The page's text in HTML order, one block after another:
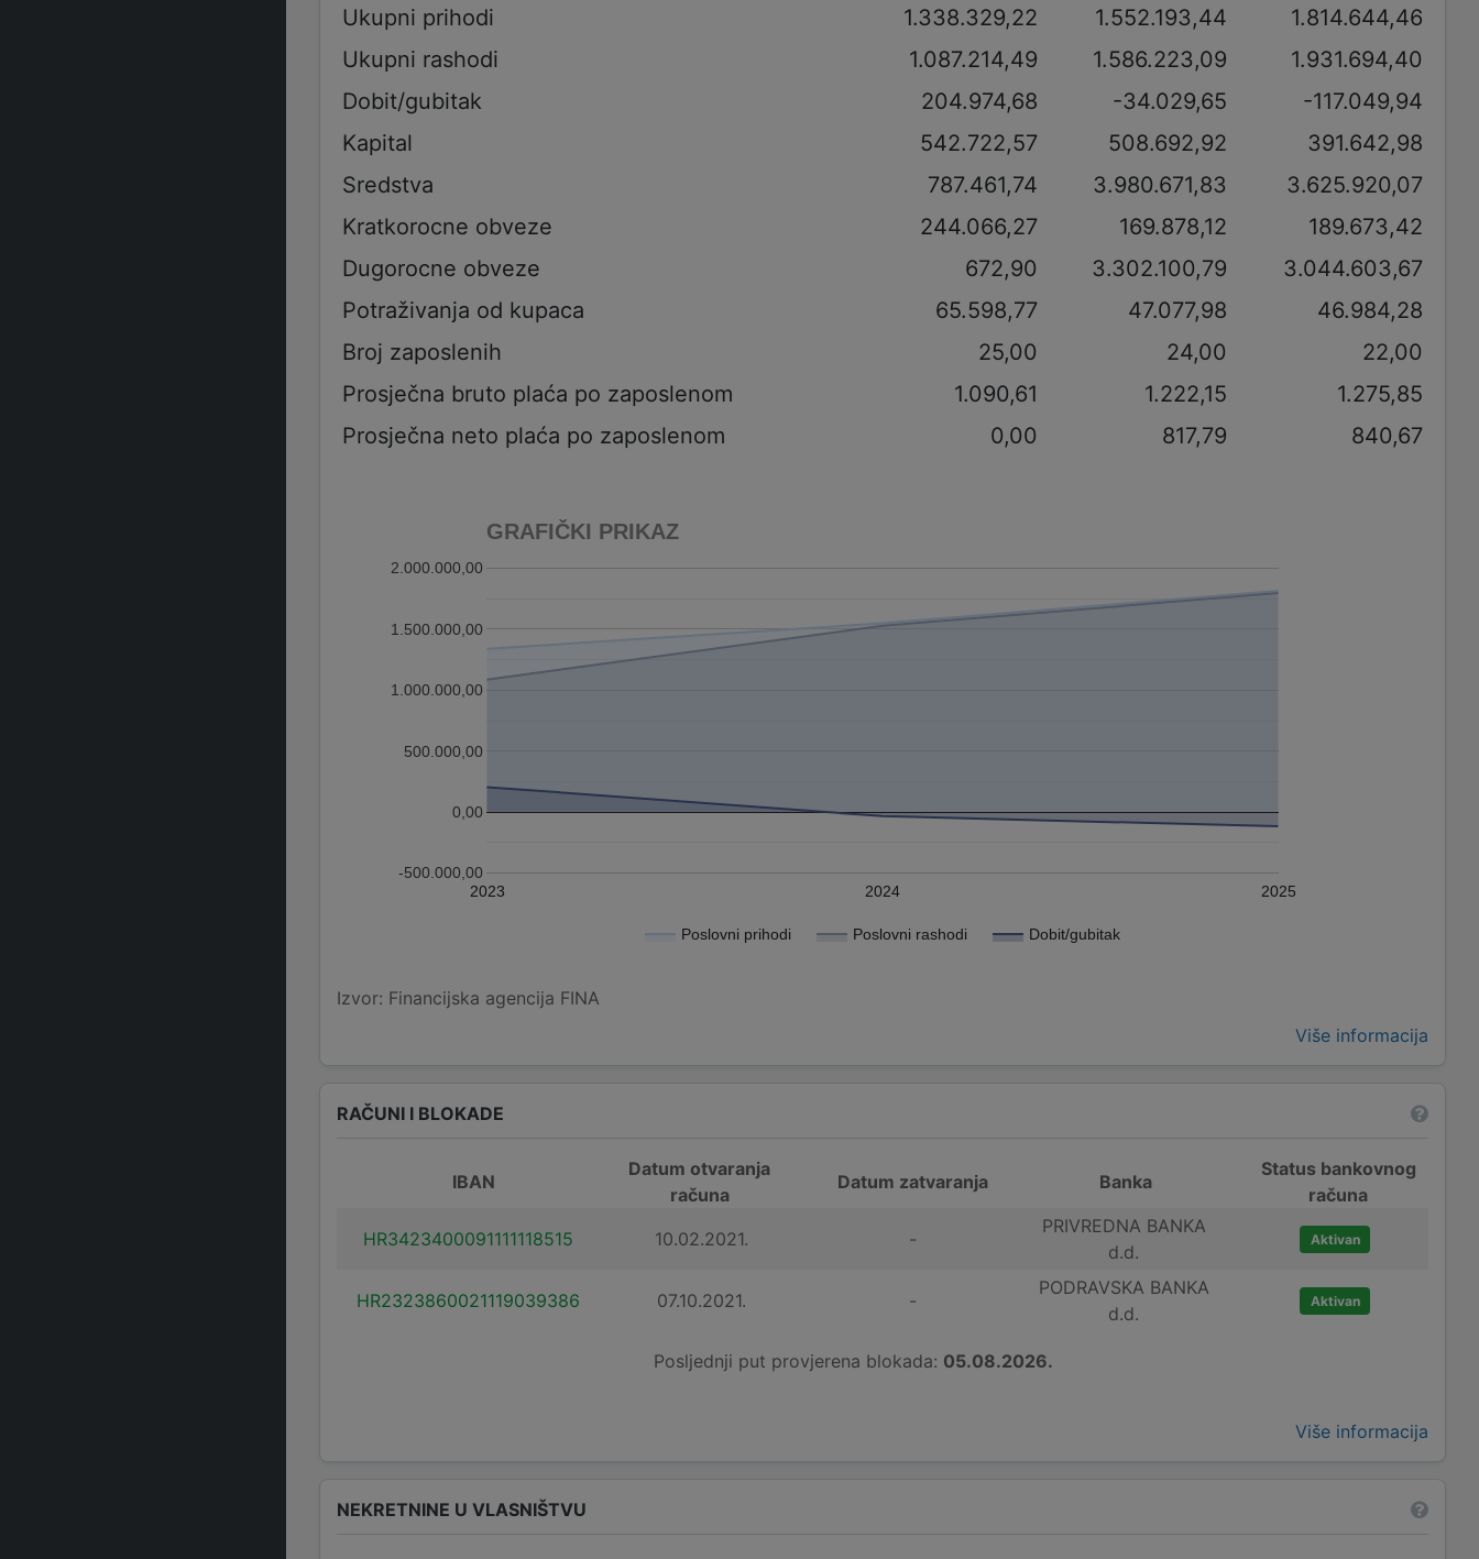
Ukupni prihodi 1.338.329,22 1.552.193,44
1.814.644,46
Ukupni rashodi
1.087.214,49 1.586.223,09
1.931.694,40
Dobit/gubitak
204.974,68 -34.029,65
-117.049,94
Kapital
542.722,57 508.692,92
391.642,98
Sredstva
787.461,74 3.980.671,83
3.625.920,07
Kratkorocne obveze
244.066,27 169.878,12
189.673,42
Dugorocne obveze
672,90 3.302.100,79
3.044.603,67
Potraživanja od kupaca
65.598,77 47.077,98
46.984,28
Broj zaposlenih
25,00 24,00
22,00
Prosječna bruto plaća po zaposlenom
1.090,61 1.222,15
1.275,85
Prosječna neto plaća po zaposlenom
0,00 817,79 840,67
GRAFIČKI PRIKAZ
Poslovni prihodi Poslovni rashodi Dobit/gubitak
2023 2024 2025
-500.000,00
0,00
500.000,00
1.000.000,00
1.500.000,00
2.000.000,00
Izvor: Financijska agencija FINA
Više informacija
RAČUNI I BLOKADE
IBAN
Datum otvaranja
računa
Datum zatvaranja Banka
Status bankovnog
računa
HR3423400091111118515
10.02.2021. -
PRIVREDNA BANKA
d.d.
Aktivan
HR2323860021119039386 07.10.2021. -
PODRAVSKA BANKA
d.d.
Aktivan
Posljednji put provjerena blokada: 05.08.2026.
Više informacija
NEKRETNINE U VLASNIŠTVU